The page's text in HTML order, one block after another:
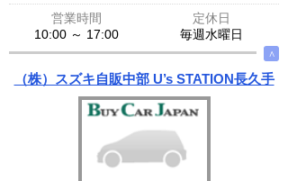
営業時間
定休日
10:00 ～ 17:00
毎週水曜日
∧
（株）スズキ自販中部 U’s STATION長久手